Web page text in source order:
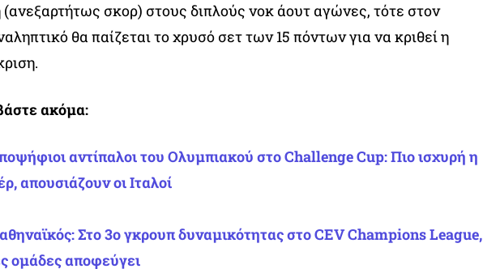
(ανεξαρτήτως σκορ) στους διπλούς νοκ άουτ αγώνες, τότε στον
θα παίζεται το χρυσό σετ των 15 πόντων για να κριθεί η
ακόμα:
αντίπαλοι του Ολυμπιακού στο Challenge Cup: Πιο ισχυρή η
απουσιάζουν οι Ιταλοί
Στο 3ο γκρουπ δυναμικότητας στο CEV Champions League,
ομάδες αποφεύγει